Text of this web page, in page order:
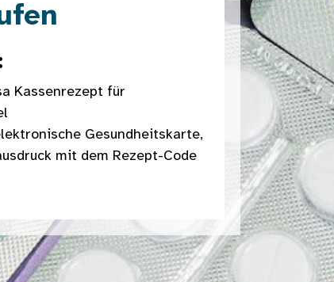
Kassenrezept für
Gesundheitskarte,
mit dem Rezept-Code